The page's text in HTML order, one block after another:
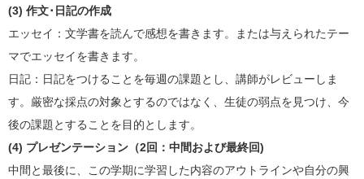
(3) 作文･日記の作成
エッセイ：文学書を読んで感想を書きます。または与えられたテー
マでエッセイを書きます。
日記：日記をつけることを毎週の課題とし、講師がレビューしま
す。厳密な採点の対象とするのではなく、生徒の弱点を見つけ、今
後の課題とすることを目的とします。
(4) プレゼンテーション（2回：中間および最終回)
中間と最後に、この学期に学習した内容のアウトラインや自分の興